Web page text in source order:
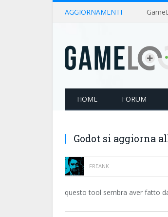
AGGIORNAMENTI
HOME FORUM
Godot si aggiorna
FREANK
questo tool sembra aver fatto